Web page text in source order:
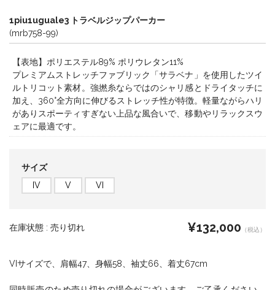
1piu1uguale3 トラベルジップパーカー
(mrb758-99)
【表地】ポリエステル89% ポリウレタン11%
プレミアムストレッチファブリック「サラベナ」を使用したツイ
ルトリコット素材。強撚糸ならではのシャリ感とドライタッチに
加え、360°全方向に伸びるストレッチ性が特徴。軽量ながらハリ
がありスポーティすぎない上品な風合いで、移動やリラックスウ
ェアに最適です。
サイズ
IV
V VI
在庫状態 : 売り切れ ¥132,000 （税込）
VIサイズで、肩幅47、身幅58、袖丈66、着丈67cm